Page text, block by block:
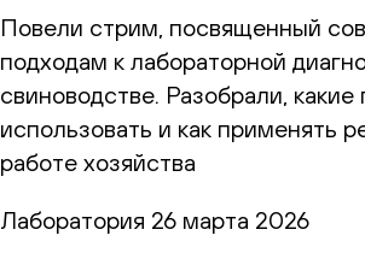
Повели стрим, посвященный
подходам к лабораторной
свиноводстве. Разобрали,
использовать и как применять
работе хозяйства
Лаборатория 26 марта 2026